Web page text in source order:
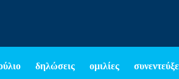
δηλώσεις ομιλίες